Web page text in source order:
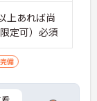
上あれば尚
定可）必須
備